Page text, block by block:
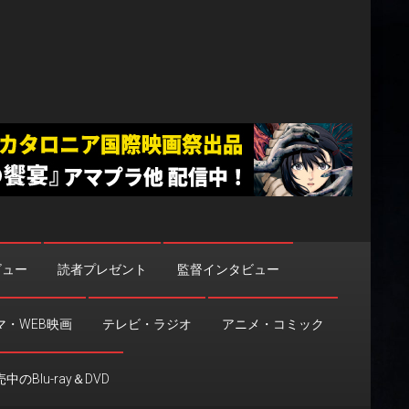
ー 読者プレゼント 監督インタビュー
・WEB映画 テレビ・ラジオ アニメ・コミック
中のBlu-ray＆DVD